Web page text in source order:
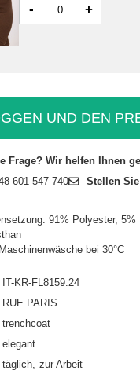
- +
UND DEN
Frage? Wir helfen Ihnen
601 547 740 Stellen
91% Polyester, 5%
bei 30°C
IT-KR-FL8159.24
RUE PARIS
trenchcoat
elegant
täglich zur Arbeit